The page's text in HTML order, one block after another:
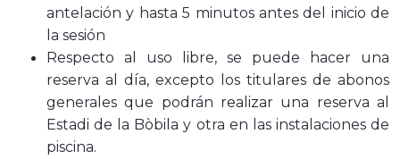
antelación y hasta 5 minutos antes del inicio de
la sesión
Respecto al uso libre, se puede hacer una
reserva al día, excepto los titulares de abonos
generales que podrán realizar una reserva al
Estadi de la Bòbila y otra en las instalaciones de
piscina.